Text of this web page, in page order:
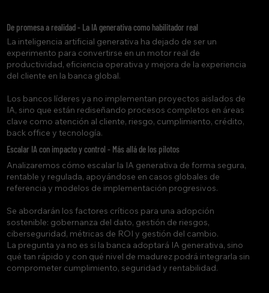
De promesa a realidad - La IA generativa como habilitador real
La inteligencia artificial generativa ha dejado de ser un
experimento para convertirse en un motor real de
productividad, eficiencia operativa y mejora de la experiencia
del cliente en la banca global.
Los bancos líderes ya no implementan proyectos aislados de
IA, sino que están rediseñando procesos completos en áreas
clave como atención al cliente, riesgo, cumplimiento, crédito,
back office y tecnología.
Escalar IA con impacto y control - Más allá de los pilotos
Analizaremos cómo escalar la IA generativa de forma segura,
rentable y regulada, apoyándose en casos globales de
referencia y modelos de implementación progresivos.
Se abordarán los factores críticos para una adopción
sostenible: gobernanza del dato, gestión de riesgos,
ciberseguridad, métricas de ROI y gestión del cambio.
La pregunta ya no es si la banca adoptará IA generativa, sino
qué tan rápido y con qué nivel de madurez podrá integrarla sin
comprometer cumplimiento, seguridad y rentabilidad.